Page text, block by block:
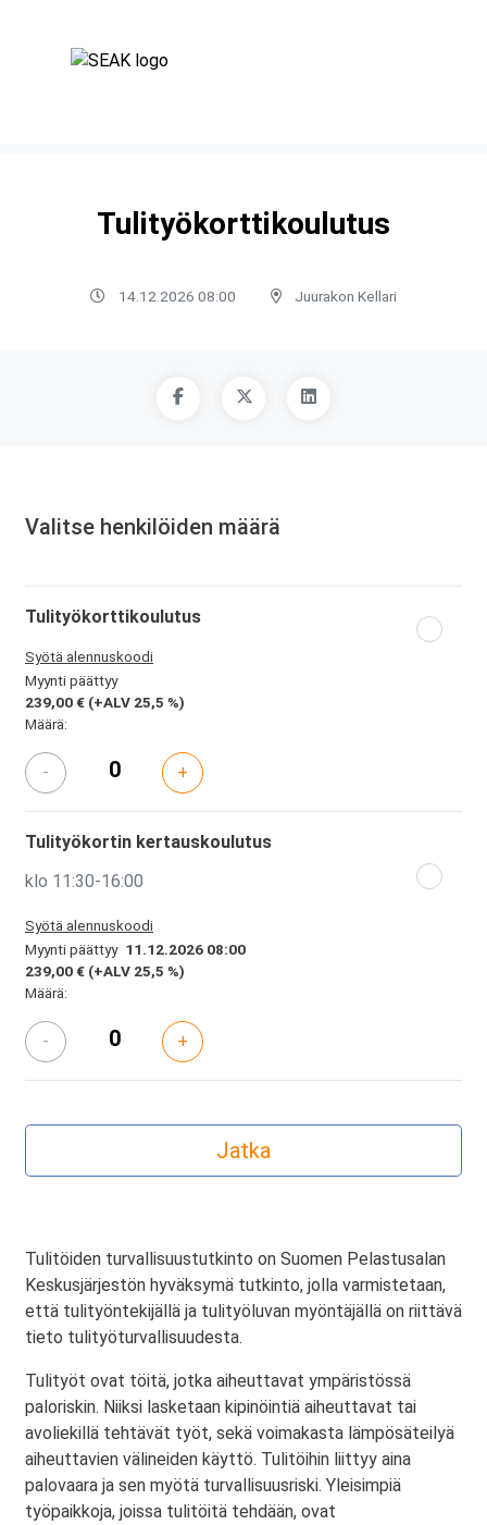
Tulityökorttikoulutus
14.12.2026 08:00 Juurakon Kellari
Valitse henkilöiden määrä
Tulityökorttikoulutus
Syötä alennuskoodi
Myynti päättyy
239,00 € (+ALV 25,5 %)
Määrä:
- +
Tulityökortin kertauskoulutus
klo 11:30-16:00
Syötä alennuskoodi
Myynti päättyy 11.12.2026 08:00
239,00 € (+ALV 25,5 %)
Määrä:
- +
Tulitöiden turvallisuustutkinto on Suomen Pelastusalan
Keskusjärjestön hyväksymä tutkinto, jolla varmistetaan,
että tulityöntekijällä ja tulityöluvan myöntäjällä on riittävä
tieto tulityöturvallisuudesta.
Tulityöt ovat töitä, jotka aiheuttavat ympäristössä
paloriskin. Niiksi lasketaan kipinöintiä aiheuttavat tai
avoliekillä tehtävät työt, sekä voimakasta lämpösäteilyä
aiheuttavien välineiden käyttö. Tulitöihin liittyy aina
palovaara ja sen myötä turvallisuusriski. Yleisimpiä
työpaikkoja, joissa tulitöitä tehdään, ovat